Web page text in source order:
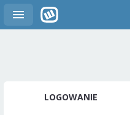
LOGOWANIE